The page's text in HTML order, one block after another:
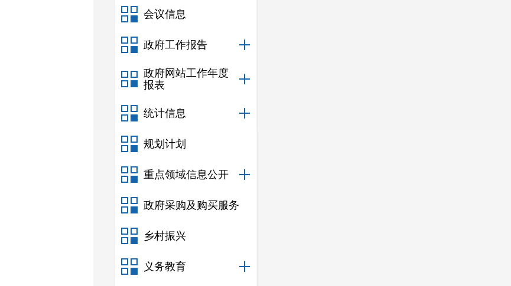
会议信息
政府工作报告
政府网站工作年度
报表
统计信息
规划计划
重点领域信息公开
政府采购及购买服务
乡村振兴
义务教育